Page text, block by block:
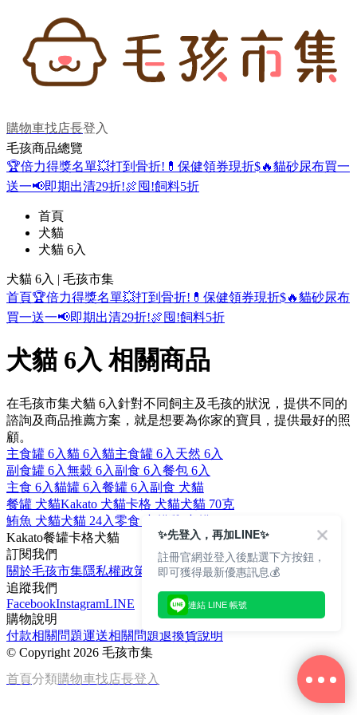
購物車找店長登入
毛孩商品總覽
🏆倍力得獎名單💥打到骨折! 💊保健領券現折$🔥貓砂尿布買一
送一📢即期出清29折!🍖囤!飼料5折
首頁
犬貓
犬貓 6入
犬貓 6入 | 毛孩市集
首頁🏆倍力得獎名單💥打到骨折! 💊保健領券現折$🔥貓砂尿布
買一送一📢即期出清29折!🍖囤!飼料5折
犬貓 6入 相關商品
在毛孩市集犬貓 6入針對不同飼主及毛孩的狀況，提供不同的
諮詢及商品推薦方案，就是想要為你家的寶貝，提供最好的照
顧。
主食罐 6入貓 6入貓主食罐 6入 天然 6入
副食罐 6入無穀 6入副食 6入餐包 6入
主食 6入貓罐 6入餐罐 6入副食 犬貓
餐罐 犬貓Kakato 犬貓卡格 犬貓犬貓 70克
鮪魚 犬貓犬貓 24入零食 犬貓
Kakato餐罐卡格犬貓
訂閱我們
關於毛孩市集隱私權政策
文章
追蹤我們
FacebookInstagramLINE
購物說明
付款相關問題運送相關問題退換貨說明
© Copyright 2026 毛孩市集
首頁分類購物車找店長登入
✨先登入，再加LINE✨
註冊官網並登入後點選下方按鈕，
即可獲得最新優惠訊息💰
連結 LINE 帳號